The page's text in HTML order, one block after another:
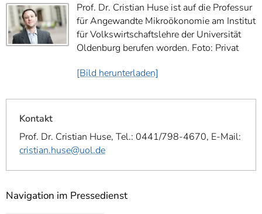
Prof. Dr. Cristian Huse ist auf die Professur
für Angewandte Mikroökonomie am Institut
für Volkswirtschaftslehre der Universität
Oldenburg berufen worden. Foto: Privat
[Bild herunterladen]
Kontakt
Prof. Dr. Cristian Huse, Tel.: 0441/798-4670, E-Mail:
cristian.huse@uol.de
Navigation im Pressedienst